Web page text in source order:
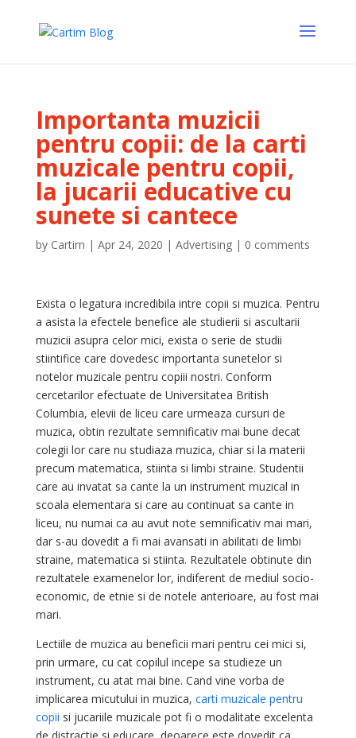
Importanta muzicii
pentru copii: de la carti
muzicale pentru copii,
la jucarii educative cu
sunete si cantece
by Cartim | Apr 24, 2020 | Advertising| 0 comments
Exista o legatura incredibila intre copii si muzica. Pentru
a asista la efectele benefice ale studierii si ascultarii
muzicii asupra celor mici, exista o serie de studii
stiintifice care dovedesc importanta sunetelor si
notelor muzicale pentru copiii nostri. Conform
cercetarilor efectuate de Universitatea British
Columbia, elevii de liceu care urmeaza cursuri de
muzica, obtin rezultate semnificativ mai bune decat
colegii lor care nu studiaza muzica, chiar si la materii
precum matematica, stiinta si limbi straine. Studentii
care au invatat sa cante la un instrument muzical in
scoala elementara si care au continuat sa cante in
liceu, nu numai ca au avut note semnificativ mai mari,
dar s-au dovedit a fi mai avansati in abilitati de limbi
straine, matematica si stiinta. Rezultatele obtinute din
rezultatele examenelor lor, indiferent de mediul socio-
economic, de etnie si de notele anterioare, au fost mai
mari.
Lectiile de muzica au beneficii mari pentru cei mici si,
prin urmare, cu cat copilul incepe sa studieze un
instrument, cu atat mai bine. Cand vine vorba de
implicarea micutului in muzica, carti muzicale pentru
copii si jucariile muzicale pot fi o modalitate excelenta